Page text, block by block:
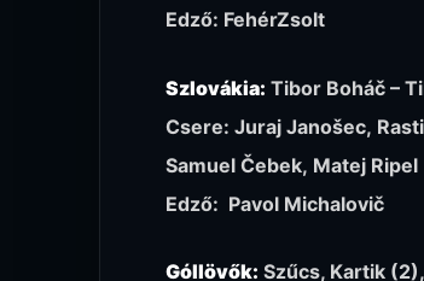
Edző: FehérZsolt
Szlovákia: Tibor Boháč –
Csere: Juraj Janošec,
Samuel Čebek, Matej Ripel
Edző: Pavol Michalovič
Góllövők: Szűcs, Kartik